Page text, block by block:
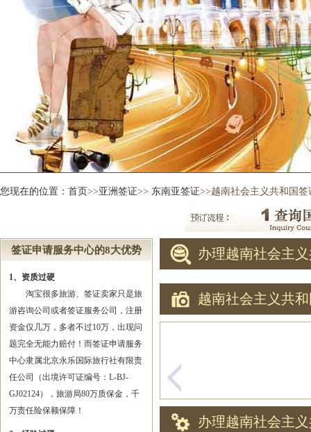
您现在的位置： 首页>>亚洲签证>> 东南亚签证>>越南社会主义共和国签
签证申请服务中心的8大优势
1、资质过硬
淘宝很多旅游、签证卖家只是旅
游咨询公司或者签证服务公司，注册
资金仅几万，多者不过10万，出现问
题完全无能力赔付！而签证申请服务
中心隶属北京永乐国际旅行社有限责
任公司（出境许可证编号：L-BJ-
GJ02124），旅游局80万质保金，千
万责任险保额保障！
办理越南社会主
越南社会主义共
办理越南社会主